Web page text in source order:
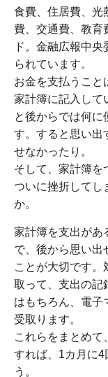
食費、住居費、光
費、交通費、教育
ド。金融広報中
られています。
お金を支払うこと
家計簿に記入して
と後からでは何に
す。すると思い出
せなかったり。
そして、家計簿を
ついに挫折してし
か。
家計簿を支出があ
で、後から思い出
ことが大切です。
取って、支出の記
はもちろん、電子
受取ります。
これらをまとめて
すれば、1カ月に4
う。